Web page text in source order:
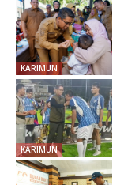
KARIMUN
KARIMUN